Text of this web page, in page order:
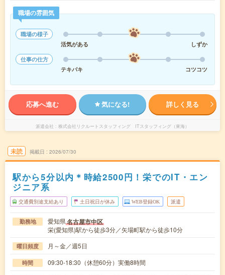
職場の雰囲気
職場の様子
活気がある
しずか
仕事の仕方
テキパキ
コツコツ
応募へ進む 気になる! 詳しく見る
派遣会社 株式会社リクルートスタッフィング ITスタッフィング（東海）
未読 掲載日 2026/07/30
駅から5分以内＊時給2500円！栄でのIT・エン
ジニア系
交通費別途支給あり 土日祝日が休み WEB登録OK 派遣
勤務地 愛知県名古屋市中区
栄(愛知県)駅から徒歩3分／矢場町駅から徒歩10分
曜日頻度 月～金／週5日
時間 09:30-18:30（休憩60分）実働8時間